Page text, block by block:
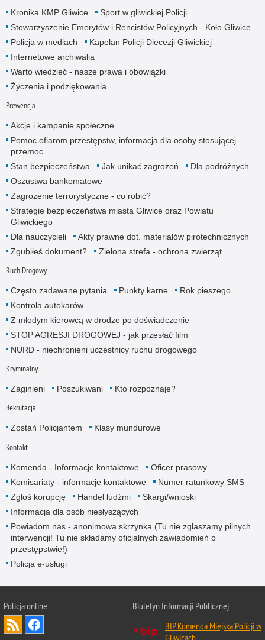
Kronika KMP Gliwice
Sport w gliwickiej Policji
Stowarzyszenie Emerytów i Rencistów Policyjnych - Koło Gliwice
Policja w mediach
Kapelan Policji Diecezji Gliwickiej
Internetowe archiwalia
Warto wiedzieć - nasze prawa i obowiązki
Życzenia i podziękowania
Prewencja
Akcje i kampanie społeczne
Pomoc ofiarom przestępstw, informacja dla osoby stosującej
przemoc
Stan bezpieczeństwa
Jak unikać zagrożeń
Dla podróżnych
Oszustwa bankomatowe
Zagrożenie terrorystyczne - co robić?
Strategie bezpieczeństwa miasta Gliwice oraz Powiatu
Gliwickiego
Dla nauczycieli
Akty prawne dot. materiałów pirotechnicznych
Zgubiłeś dokument?
Zielona strefa - ochrona zwierząt
Ruch Drogowy
Często zadawane pytania Punkty karne
Rok pieszego
Kontrola autokarów
Z młodym kierowcą w drodze po doświadczenie
STOP AGRESJI DROGOWEJ - jak przesłać film
NURD - niechronieni uczestnicy ruchu drogowego
Kryminalny
Zaginieni Poszukiwani Kto rozpoznaje?
Rekrutacja
Zostań Policjantem Klasy mundurowe
Kontakt
Komenda - Informacje kontaktowe
Oficer prasowy
Komisariaty - informacje kontaktowe
Numer ratunkowy SMS
Zgłoś korupcję
Handel ludźmi
Skargi/wnioski
Informacja dla osób niesłyszących
Powiadom nas - anonimowa skrzynka (Tu nie zgłaszamy pilnych
interwencji! Tu nie składamy oficjalnych zawiadomień o
przestępstwie!)
Policja e-usługi
Policja online
Biuletyn Informacji Publicznej
BIP Komenda Miejska Policji w